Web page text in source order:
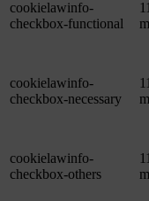
cookielawinfo-
checkbox-functional
cookielawinfo-
checkbox-necessary
cookielawinfo-
checkbox-others